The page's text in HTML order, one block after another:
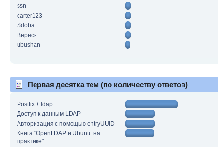
ssn
carter123
Sdoba
Вереск
ubushan
Первая десятка тем (по количеству ответов)
Postfix + ldap
Доступ к данным LDAP
Авторизация с помощью entryUUID
Книга "OpenLDAP и Ubuntu на
практике"